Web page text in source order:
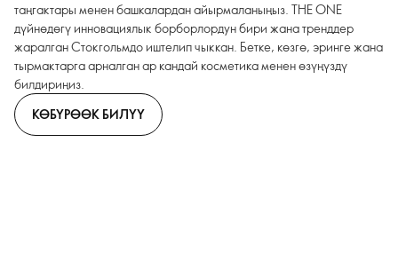
таңгактары менен башкалардан айырмаланыңыз. THE ONE
дүйнөдөгү инновациялык борборлордун бири жана тренддер
жаралган Стокгольмдо иштелип чыккан. Бетке, көзгө, эринге жана
тырмактарга арналган ар кандай косметика менен өзүңүздү
билдириңиз.
КӨБҮРӨӨК БИЛҮҮ